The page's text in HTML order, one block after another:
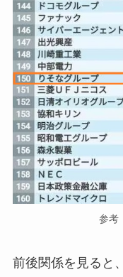
参考
前後関係を見ると